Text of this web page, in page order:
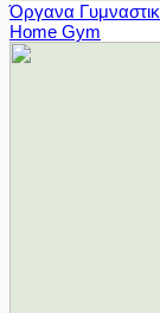
Όργανα
Home Gym